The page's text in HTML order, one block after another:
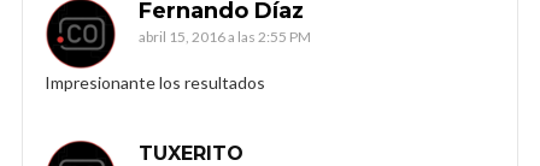
Fernando Díaz
abril 15, 2016 a las 2:55 PM
Impresionante los resultados
TUXERITO